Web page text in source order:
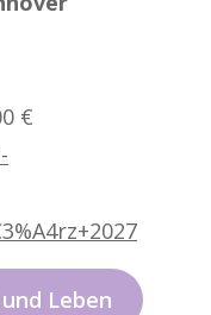
€
Leben